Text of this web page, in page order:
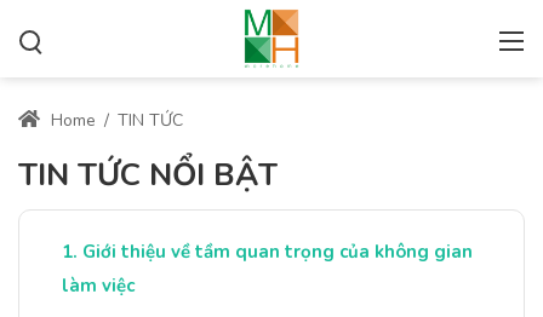
Home / TIN TỨC
TIN TỨC NỔI BẬT
Giới thiệu về tầm quan trọng của không gian
làm việc